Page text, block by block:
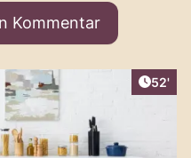
Kommentar
52'